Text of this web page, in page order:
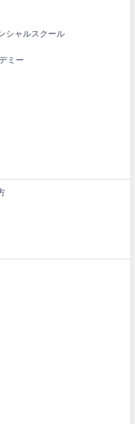
シャルスクール
ミー